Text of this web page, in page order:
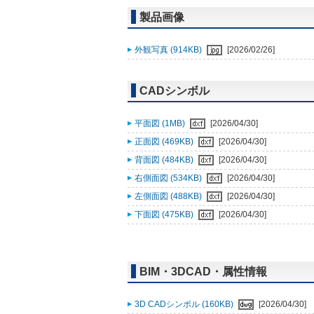
製品画像
外観写真 (914KB) [2026/02/26]
CADシンボル
平面図 (1MB)
[2026/04/30]
正面図 (469KB)
[2026/04/30]
背面図 (484KB)
[2026/04/30]
右側面図 (534KB)
[2026/04/30]
左側面図 (488KB)
[2026/04/30]
下面図 (475KB)
[2026/04/30]
BIM・3DCAD・属性情報
3D CADシンボル (160KB) [2026/04/30]